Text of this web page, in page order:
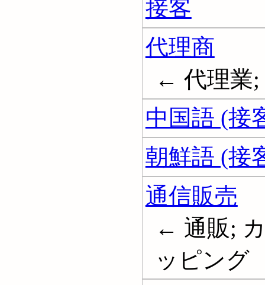
接客
代理商
← 代理業;
中国語 (接
朝鮮語 (接
通信販売
← 通販;
ッピング